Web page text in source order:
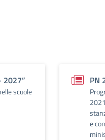
2027”
scuole
PN
e